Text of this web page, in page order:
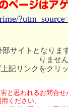
サイトとなりま
りません
記リンクをクリ
と思われるお問合
ください。